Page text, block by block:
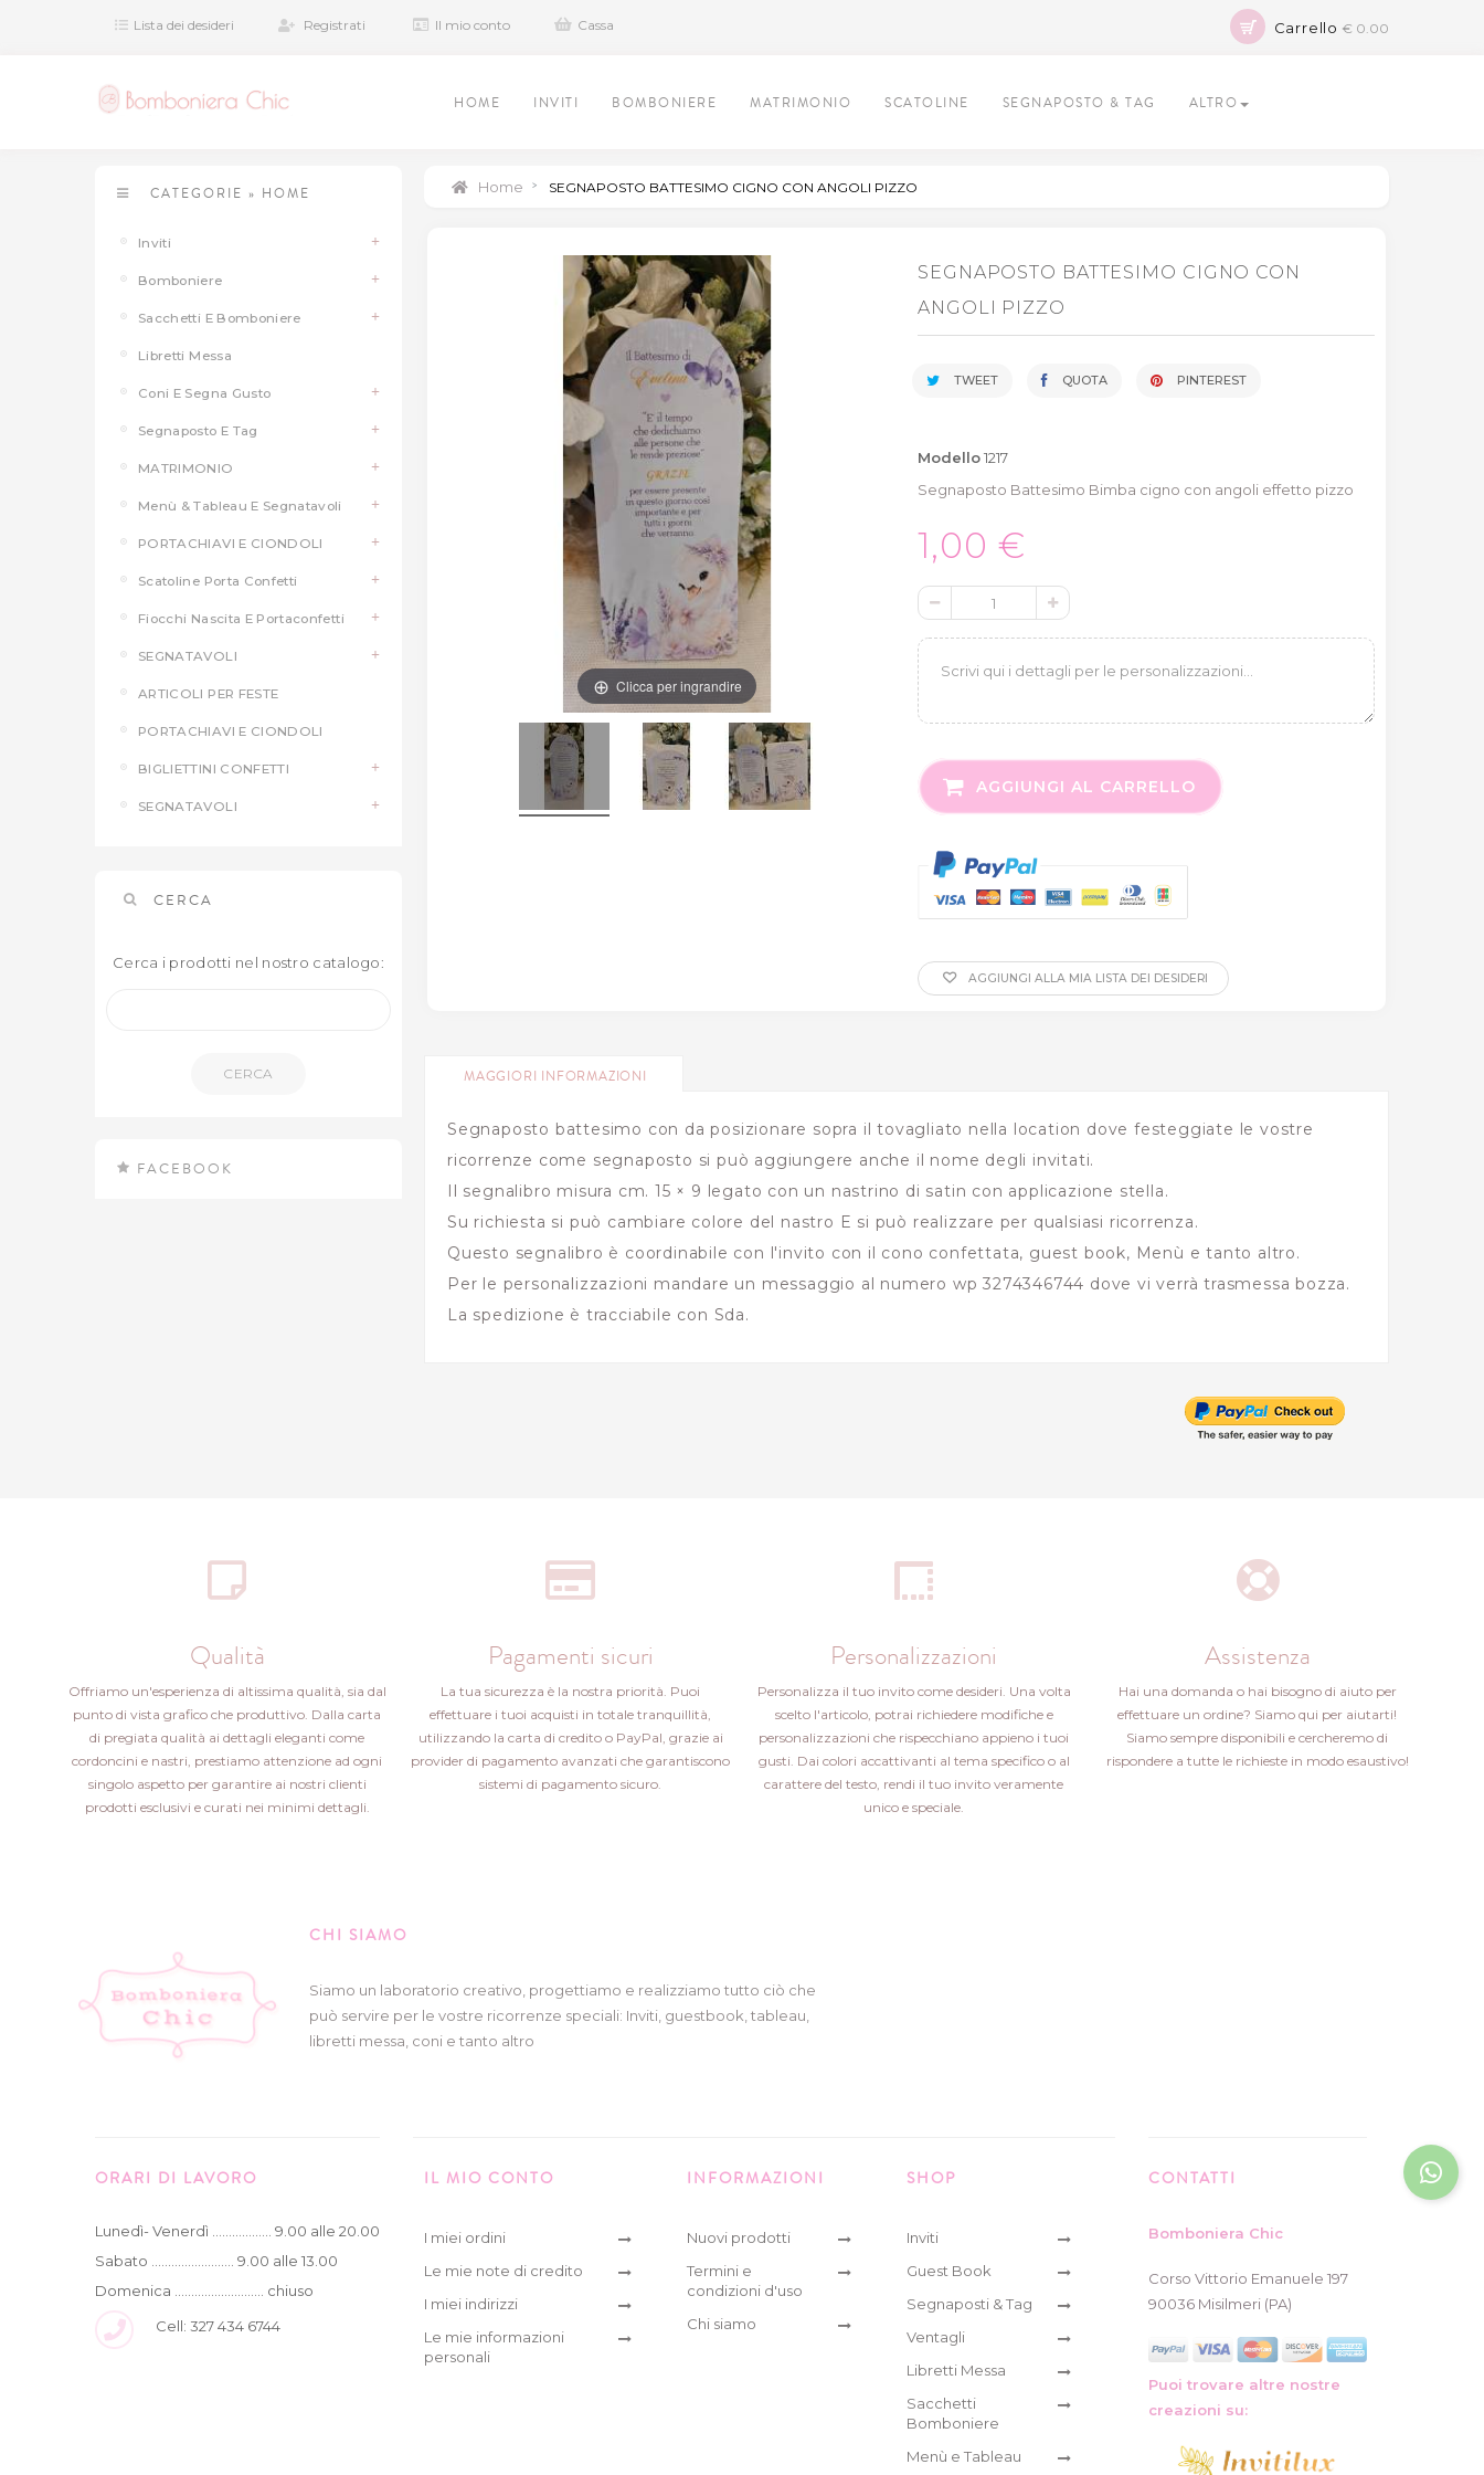
Lista dei desideri Registrati Il mio conto Cassa Carrello € 0.00
HOME INVITI BOMBONIERE MATRIMONIO SCATOLINE SEGNAPOSTO & TAG ALTRO
CATEGORIE » HOME
Inviti
Bomboniere
Sacchetti E Bomboniere
Libretti Messa
Coni E Segna Gusto
Segnaposto E Tag
MATRIMONIO
Menù & Tableau E Segnatavoli
PORTACHIAVI E CIONDOLI
Scatoline Porta Confetti
Fiocchi Nascita E Portaconfetti
SEGNATAVOLI
ARTICOLI PER FESTE
PORTACHIAVI E CIONDOLI
BIGLIETTINI CONFETTI
SEGNATAVOLI
CERCA
Cerca i prodotti nel nostro catalogo:
CERCA
FACEBOOK
Home > SEGNAPOSTO BATTESIMO CIGNO CON ANGOLI PIZZO
Clicca per ingrandire
SEGNAPOSTO BATTESIMO CIGNO CON
ANGOLI PIZZO
TWEET QUOTA PINTEREST
Modello1217
Segnaposto Battesimo Bimba cigno con angoli effetto pizzo
1,00 €
AGGIUNGI AL CARRELLO
AGGIUNGI ALLA MIA LISTA DEI DESIDERI
MAGGIORI INFORMAZIONI
Segnaposto battesimo con da posizionare sopra il tovagliato nella location dove festeggiate le vostre
ricorrenze come segnaposto si può aggiungere anche il nome degli invitati.
Il segnalibro misura cm. 15 × 9 legato con un nastrino di satin con applicazione stella.
Su richiesta si può cambiare colore del nastro E si può realizzare per qualsiasi ricorrenza.
Questo segnalibro è coordinabile con l'invito con il cono confettata, guest book, Menù e tanto altro.
Per le personalizzazioni mandare un messaggio al numero wp 3274346744 dove vi verrà trasmessa bozza.
La spedizione è tracciabile con Sda.
Qualità
Offriamo un'esperienza di altissima qualità, sia dal
punto di vista grafico che produttivo. Dalla carta
di pregiata qualità ai dettagli eleganti come
cordoncini e nastri, prestiamo attenzione ad ogni
singolo aspetto per garantire ai nostri clienti
prodotti esclusivi e curati nei minimi dettagli.
Pagamenti sicuri
La tua sicurezza è la nostra priorità. Puoi
effettuare i tuoi acquisti in totale tranquillità,
utilizzando la carta di credito o PayPal, grazie ai
provider di pagamento avanzati che garantiscono
sistemi di pagamento sicuro.
Personalizzazioni
Personalizza il tuo invito come desideri. Una volta
scelto l'articolo, potrai richiedere modifiche e
personalizzazioni che rispecchiano appieno i tuoi
gusti. Dai colori accattivanti al tema specifico o al
carattere del testo, rendi il tuo invito veramente
unico e speciale.
Assistenza
Hai una domanda o hai bisogno di aiuto per
effettuare un ordine? Siamo qui per aiutarti!
Siamo sempre disponibili e cercheremo di
rispondere a tutte le richieste in modo esaustivo!
CHI SIAMO
Siamo un laboratorio creativo, progettiamo e realizziamo tutto ciò che
può servire per le vostre ricorrenze speciali: Inviti, guestbook, tableau,
libretti messa, coni e tanto altro
ORARI DI LAVORO
Lunedì- Venerdì .................. 9.00 alle 20.00
Sabato ......................... 9.00 alle 13.00
Domenica ........................... chiuso
Cell: 327 434 6744
IL MIO CONTO
I miei ordini
Le mie note di credito
I miei indirizzi
Le mie informazioni
personali
INFORMAZIONI
Nuovi prodotti
Termini e
condizioni d'uso
Chi siamo
SHOP
Inviti
Guest Book
Segnaposti & Tag
Ventagli
Libretti Messa
Sacchetti
Bomboniere
Menù e Tableau
CONTATTI
Bomboniera Chic
Corso Vittorio Emanuele 197
90036 Misilmeri (PA)
Puoi trovare altre nostre
creazioni su: